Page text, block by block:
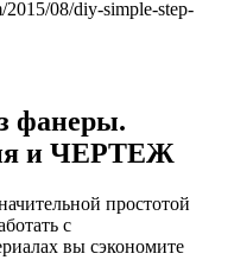
08/diy-simple-step-
фанеры.
и ЧЕРТЕЖ
простотой
с
вы сэкономите